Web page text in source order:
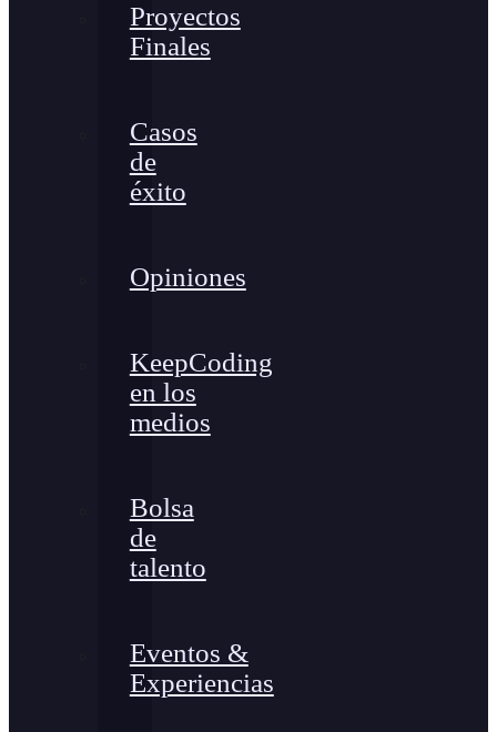
Proyectos
Finales
Casos
de
éxito
Opiniones
KeepCoding
en los
medios
Bolsa
de
talento
Eventos &
Experiencias